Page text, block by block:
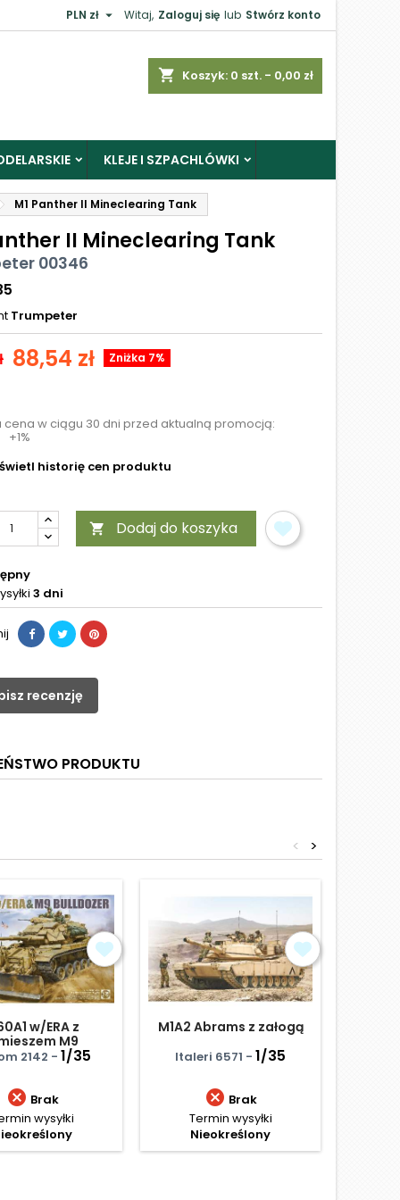
Witaj, Zaloguj się lub Stwórz konto
PLN zł 
shopping_cart Koszyk: 0 szt. - 0,00 zł
KLEJE I SZPACHLÓWKI
M1 Panther II Mineclearing Tank
II Mineclearing Tank
00346
Trumpeter
88,54 zł Zniżka 7%
cena w ciągu 30 dni przed aktualną promocją:
+1%
historię cen produktu
 Dodaj do koszyka
3 dni
recenzję
PRODUKTU
>
<
w/ERA z
M9
2142 - 1/35
 Brak
wysyłki
M1A2 Abrams z załogą
Italeri 6571 - 1/35
 Brak
Termin wysyłki
Nieokreślony